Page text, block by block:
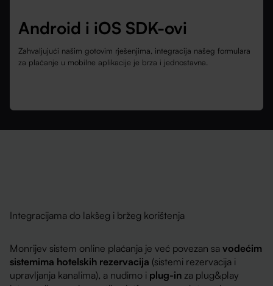
Android i iOS SDK-ovi
Zahvaljujući našim gotovim rješenjima, integracija našeg formulara
za plaćanje u mobilne aplikacije je brza i jednostavna.
Integracijama do lakšeg i bržeg korištenja
Monrijev sistem online plaćanja je već povezan savodećim
sistemima hotelskih rezervacija (sistemi rezervacija i
upravljanja kanalima), a nudimo i plug-in za plug&play